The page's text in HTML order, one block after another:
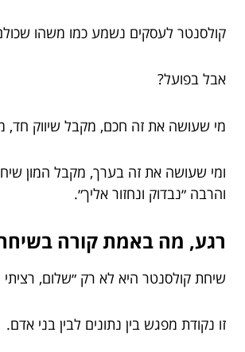
קולסנטר לעסקים נשמע כמו משהו
אבל בפועל?
מי שעושה את זה חכם, מקבל שיווק חד,
ומי שעושה את זה בערך, מקבל המון
והרבה ״נבדוק ונחזור אליך״.
רגע, מה באמת קורה
שיחת קולסנטר היא לא רק ״שלום,
זו נקודת מפגש בין נתונים לבין בני אדם.